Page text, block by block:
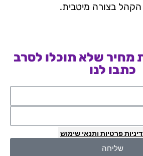
בצורה מיטבית.
שלא תוכלו לסרב
כתבו לנו
פרטיות ותנאי שימוש
שליחה